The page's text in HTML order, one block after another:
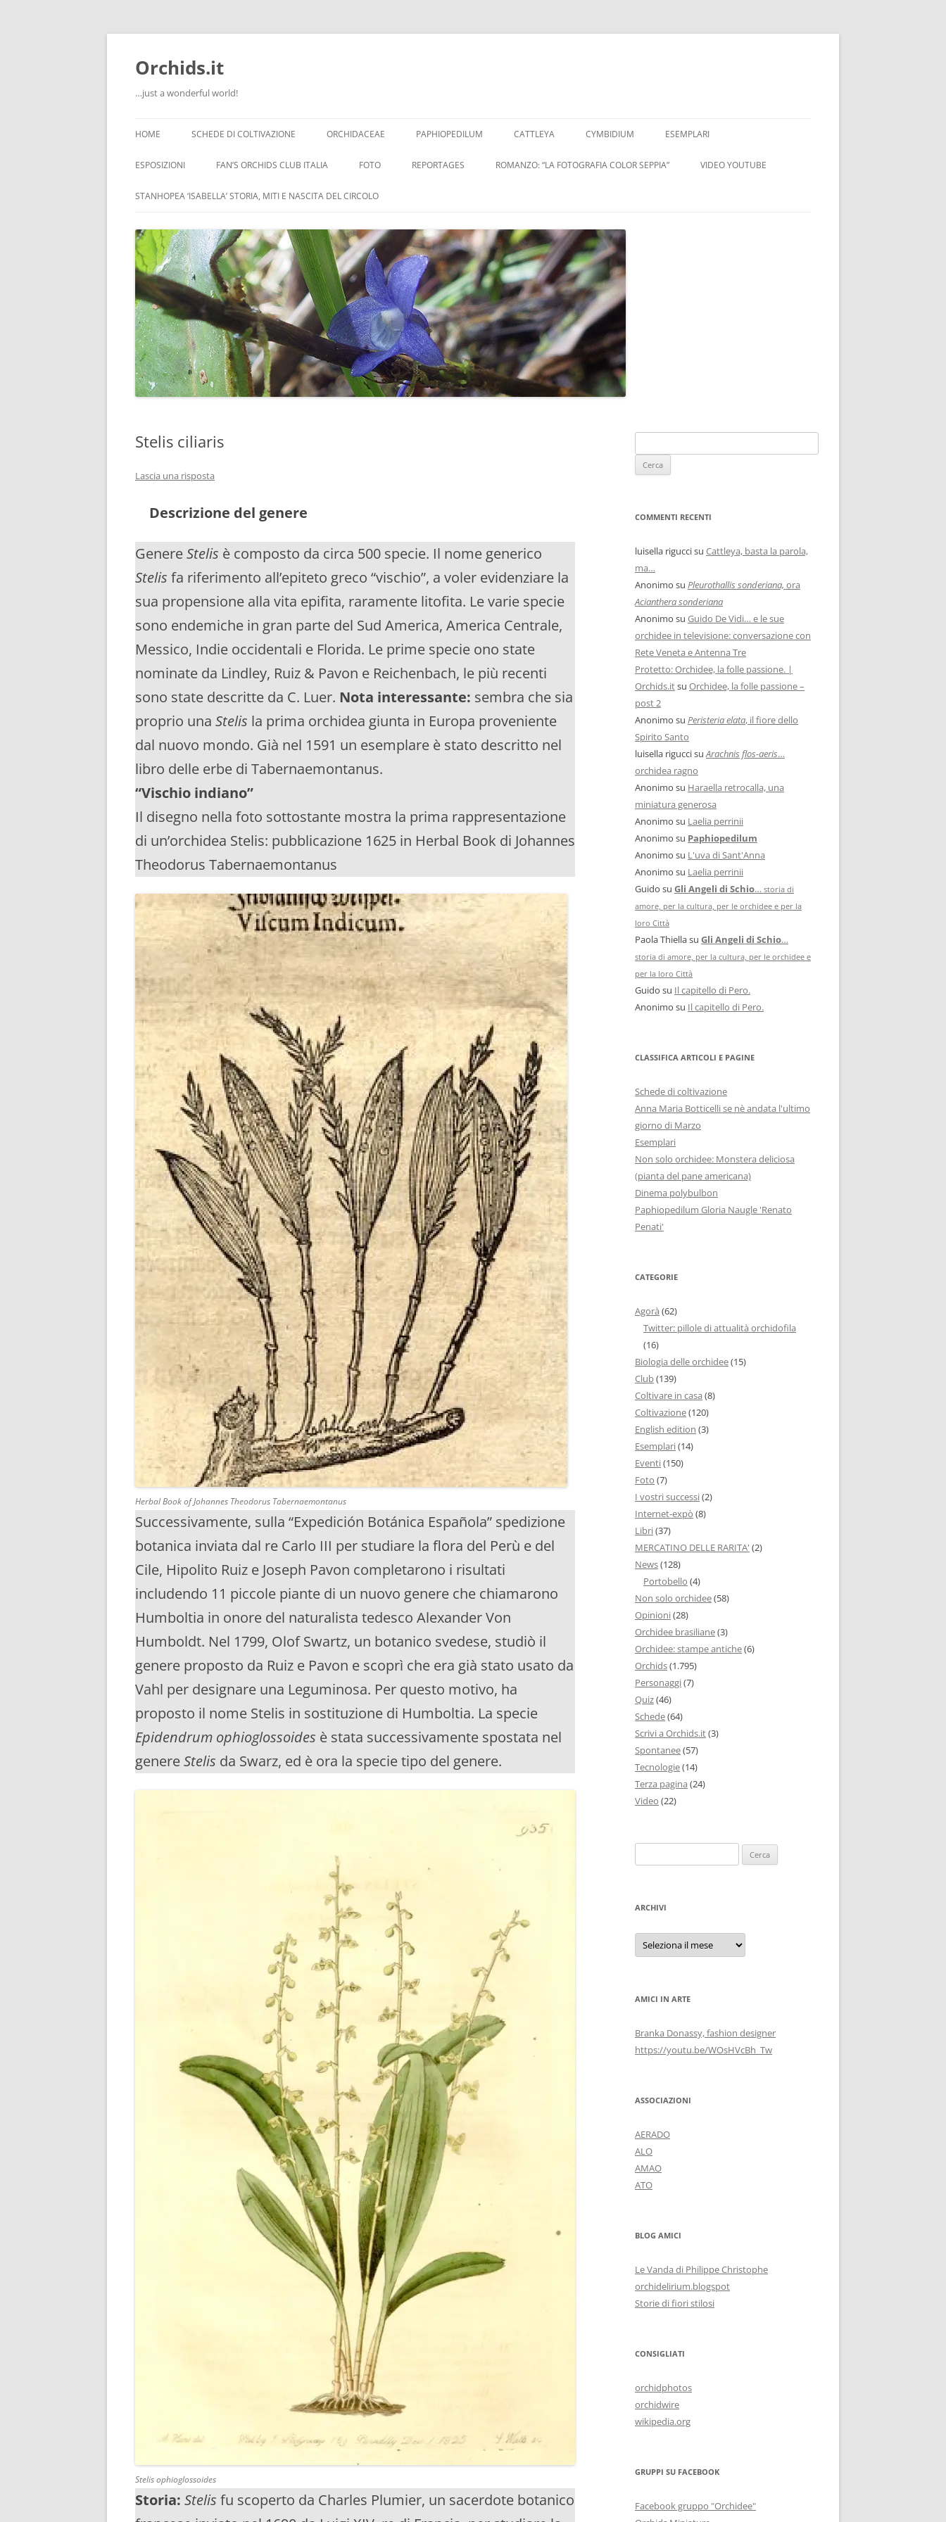
Orchids.it
…just a wonderful world!
al
HOME
INFO
LA SERRA DI GUIDO
SCHEDE DI COLTIVAZIONE ORCHIDACEAE PAPHIOPEDILUM CATTLEYA CYMBIDIUM ESEMPLARI
ESPOSIZIONI FAN’S ORCHIDS CLUB ITALIA FOTO REPORTAGES ROMANZO: “LA FOTOGRAFIA COLOR SEPPIA” VIDEO YOUTUBE
STANHOPEA ‘ISABELLA’ STORIA, MITI E NASCITA DEL CIRCOLO
Stelis ciliaris
Lascia una risposta
Descrizione del genere
GenereStelis è composto da circa 500 specie. Il nome generico
Stelis fa riferimento all’epiteto greco “vischio”, a voler evidenziare la
sua propensione alla vita epifita, raramente litofita. Le varie specie
sono endemiche in gran parte del Sud America, America Centrale,
Messico, Indie occidentali e Florida. Le prime specie ono state
nominate da Lindley, Ruiz & Pavon e Reichenbach, le più recenti
sono state descritte da C. Luer. Nota interessante: sembra che sia
proprio una Stelis la prima orchidea giunta in Europa proveniente
dal nuovo mondo. Già nel 1591 un esemplare è stato descritto nel
libro delle erbe di Tabernaemontanus.
“Vischio indiano”
Il disegno nella foto sottostante mostra la prima rappresentazione
di un’orchidea Stelis: pubblicazione 1625 in Herbal Book di Johannes
Theodorus Tabernaemontanus
Herbal Book of Johannes Theodorus Tabernaemontanus
Successivamente, sulla “Expedición Botánica Española” spedizione
botanica inviata dal re Carlo III per studiare la flora del Perù e del
Cile, Hipolito Ruiz e Joseph Pavon completarono i risultati
includendo 11 piccole piante di un nuovo genere che chiamarono
Humboltia in onore del naturalista tedesco Alexander Von
Humboldt. Nel 1799, Olof Swartz, un botanico svedese, studiò il
genere proposto da Ruiz e Pavon e scoprì che era già stato usato da
Vahl per designare una Leguminosa. Per questo motivo, ha
proposto il nome Stelis in sostituzione di Humboltia. La specie
Epidendrum ophioglossoides è stata successivamente spostata nel
genereStelis da Swarz, ed è ora la specie tipo del genere.
Stelis ophioglossoides
Storia: Stelis fu scoperto da Charles Plumier, un sacerdote botanico
COMMENTI RECENTI
luisella riguccisu Cattleya, basta la parola,
ma…
Anonimo su Pleurothallis sonderiana, ora
Acianthera sonderiana
Anonimo su Guido De Vidi… e le sue
orchidee in televisione: conversazione con
Rete Veneta e Antenna Tre
Protetto: Orchidee, la folle passione. |
Orchids.itsu Orchidee, la folle passione –
post 2
Anonimo su Peristeria elata, il fiore dello
Spirito Santo
luisella riguccisuArachnis flos-aeris…
orchidea ragno
Anonimo su Haraella retrocalla, una
miniatura generosa
Anonimo su Laelia perrinii
Anonimo su Paphiopedilum
Anonimo su L'uva di Sant'Anna
Anonimo su Laelia perrinii
Guido su Gli Angeli di Schio… storia di
amore, per la cultura, per le orchidee e per la
loro Città
Paola Thiellasu Gli Angeli di Schio…
storia di amore, per la cultura, per le orchidee e
per la loro Città
Guido su Il capitello di Pero.
Anonimo su Il capitello di Pero.
CLASSIFICA ARTICOLI E PAGINE
Schede di coltivazione
Anna Maria Botticelli se nè andata l'ultimo
giorno di Marzo
Esemplari
Non solo orchidee: Monstera deliciosa
(pianta del pane americana)
Dinema polybulbon
Paphiopedilum Gloria Naugle 'Renato
Penati'
CATEGORIE
Agorà (62)
Twitter: pillole di attualità orchidofila
(16)
Biologia delle orchidee(15)
Club(139)
Coltivare in casa (8)
Coltivazione(120)
English edition (3)
Esemplari(14)
Eventi(150)
Foto (7)
I vostri successi(2)
Internet-expò (8)
Libri(37)
MERCATINO DELLE RARITA' (2)
News(128)
Portobello (4)
Non solo orchidee(58)
Opinioni(28)
Orchidee brasiliane(3)
Orchidee: stampe antiche(6)
Orchids(1.795)
Personaggi(7)
Quiz(46)
Schede(64)
Scrivi a Orchids.it(3)
Spontanee(57)
Tecnologie(14)
Terza pagina (24)
Video (22)
per:
ARCHIVI
Archivi
AMICI IN ARTE
Branka Donassy, fashion designer
https://youtu.be/WOsHVcBh_Tw
ASSOCIAZIONI
AERADO
ALO
AMAO
ATO
BLOG AMICI
Le Vanda di Philippe Christophe
orchidelirium.blogspot
Storie di fiori stilosi
CONSIGLIATI
orchidphotos
orchidwire
wikipedia.org
GRUPPI SU FACEBOOK
Facebook gruppo "Orchidee"